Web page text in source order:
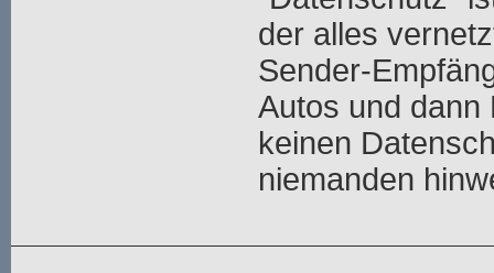
der alles
Sender-
Autos und dann
keinen
niemanden